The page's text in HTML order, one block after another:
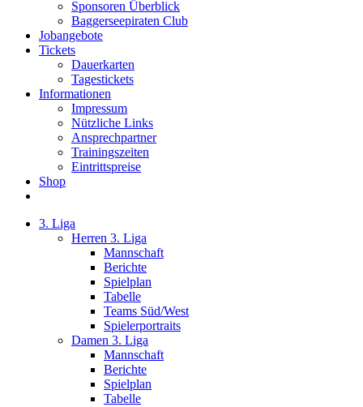
Sponsoren Überblick
Baggerseepiraten Club
Jobangebote
Tickets
Dauerkarten
Tagestickets
Informationen
Impressum
Nützliche Links
Ansprechpartner
Trainingszeiten
Eintrittspreise
Shop
3. Liga
Herren 3. Liga
Mannschaft
Berichte
Spielplan
Tabelle
Teams Süd/West
Spielerportraits
Damen 3. Liga
Mannschaft
Berichte
Spielplan
Tabelle